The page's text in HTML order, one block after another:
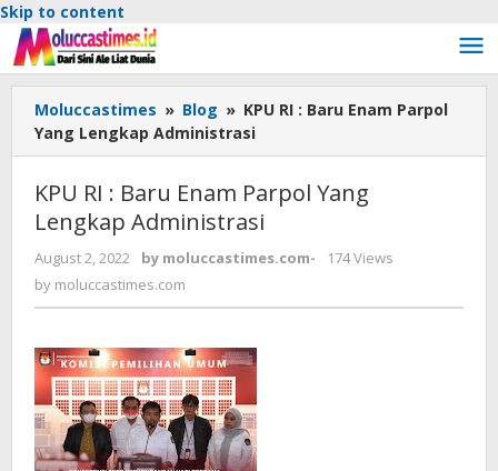
Skip to content
Moluccastimes » Blog » KPU RI : Baru Enam Parpol
Yang Lengkap Administrasi
KPU RI : Baru Enam Parpol Yang
Lengkap Administrasi
August 2, 2022 by moluccastimes.com-
174 Views
by moluccastimes.com